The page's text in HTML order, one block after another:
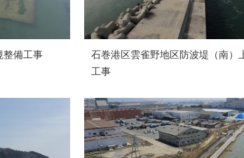
整備工事
石巻港区雲雀野地区防波堤（南）
工事